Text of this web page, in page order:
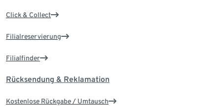
Click & Collect
Filialreservierung
Filialfinder
Rücksendung & Reklamation
Kostenlose Rückgabe / Umtausch